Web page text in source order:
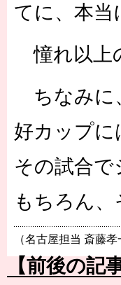
てに、本
憧れ以上
ちなみに
好カップに
その試合
もちろん
（名古屋担当 斎藤孝
【前後の記